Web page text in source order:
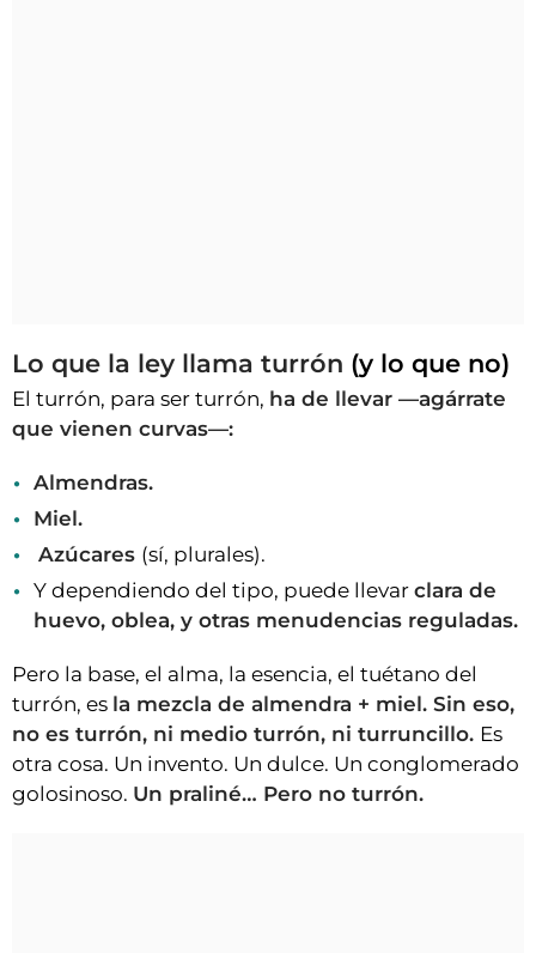
Lo que la ley llama turrón (y lo que no)
El turrón, para ser turrón, ha de llevar —agárrate
que vienen curvas—:
Almendras.
Miel.
Azúcares (sí, plurales).
Y dependiendo del tipo, puede llevar clara de
huevo, oblea, y otras menudencias reguladas.
Pero la base, el alma, la esencia, el tuétano del
turrón, es la mezcla de almendra + miel. Sin eso,
no es turrón, ni medio turrón, ni turruncillo. Es
otra cosa. Un invento. Un dulce. Un conglomerado
golosinoso. Un praliné… Pero no turrón.